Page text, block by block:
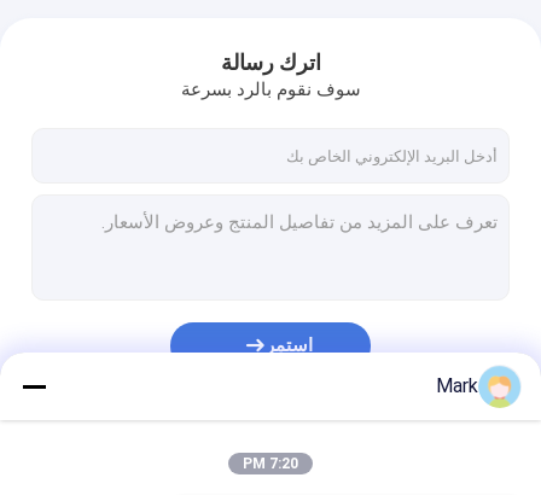
اترك رسالة
سوف نقوم بالرد بسرعة
استمر
Mark
7:20 PM